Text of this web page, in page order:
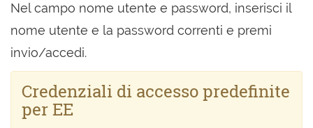
Nel campo nome utente e password, inserisci il
nome utente e la password correnti e premi
invio/accedi.
Credenziali di accesso predefinite
per EE